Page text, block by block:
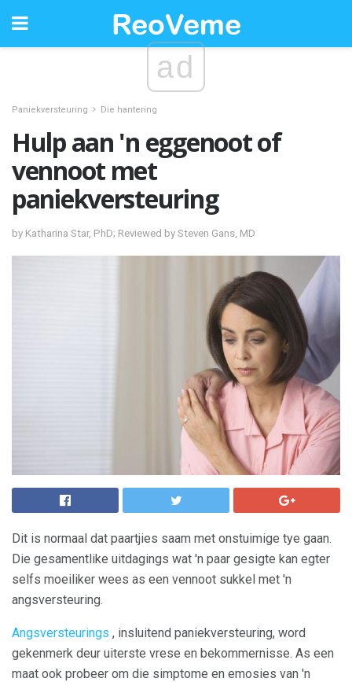
ad
Paniekversteuring Die hantering
Hulp aan 'n eggenoot of
vennoot met
paniekversteuring
by Katharina Star, PhD; Reviewed by Steven Gans, MD
Dit is normaal dat paartjies saam met onstuimige tye gaan.
Die gesamentlike uitdagings wat 'n paar gesigte kan egter
selfs moeiliker wees as een vennoot sukkel met 'n
angsversteuring.
Angsversteurings , insluitend paniekversteuring, word
gekenmerk deur uiterste vrese en bekommernisse. As een
maat ook probeer om die simptome en emosies van 'n